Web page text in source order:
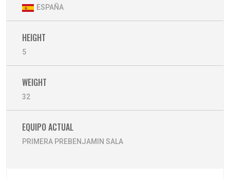
ESPAÑA
HEIGHT
5
WEIGHT
32
EQUIPO ACTUAL
PRIMERA PREBENJAMIN SALA